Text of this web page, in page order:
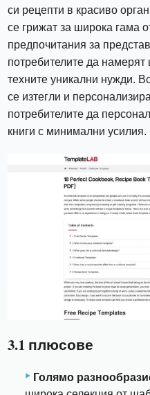
си рецепти в красиво
се грижат за широка гама
предпочитания за
потребителите да
техните уникални нужди.
се изтегли и
потребителите да
книги с минимални усилия.
3.1 плюсове
Голямо